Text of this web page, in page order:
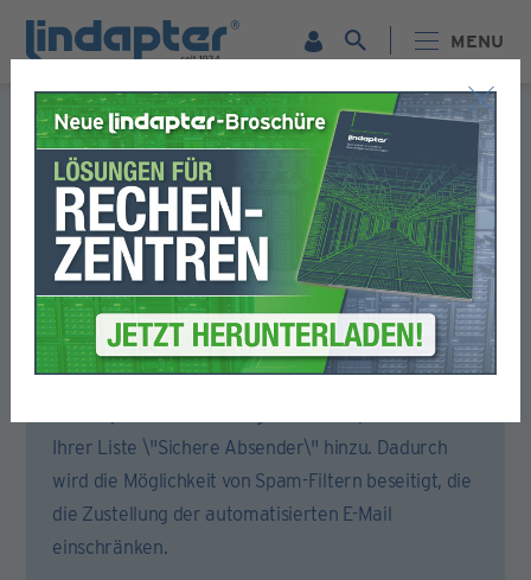
MENU
Formular für die Registrierung
Bitte füllen Sie alle Abschnitte dieses Formulars aus.
Sie erhalten dann eine E-Mail, um Ihr Konto zu aktivieren.
Um sicherzustellen, dass Sie die Aktivierungs-E-Mail
erhalten, öffnen Sie bitte Ihr E-Mail-Konto oder
Ihrer Liste \"Sichere Absender\" hinzu. Dadurch
wird die Möglichkeit von Spam-Filtern beseitigt, die
die Zustellung der automatisierten E-Mail
einschränken.